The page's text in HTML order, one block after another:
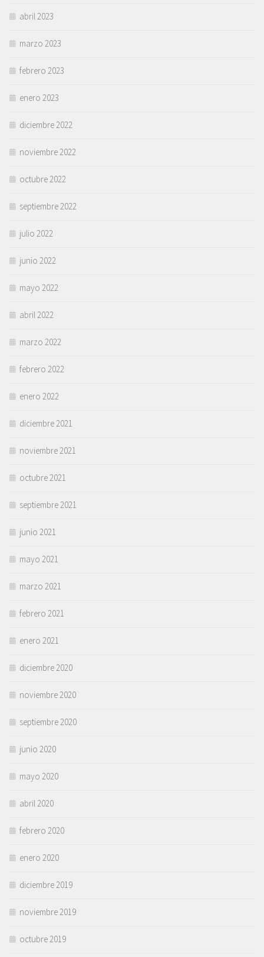
abril 2023
marzo 2023
febrero 2023
enero 2023
diciembre 2022
noviembre 2022
octubre 2022
septiembre 2022
julio 2022
junio 2022
mayo 2022
abril 2022
marzo 2022
febrero 2022
enero 2022
diciembre 2021
noviembre 2021
octubre 2021
septiembre 2021
junio 2021
mayo 2021
marzo 2021
febrero 2021
enero 2021
diciembre 2020
noviembre 2020
septiembre 2020
junio 2020
mayo 2020
abril 2020
febrero 2020
enero 2020
diciembre 2019
noviembre 2019
octubre 2019